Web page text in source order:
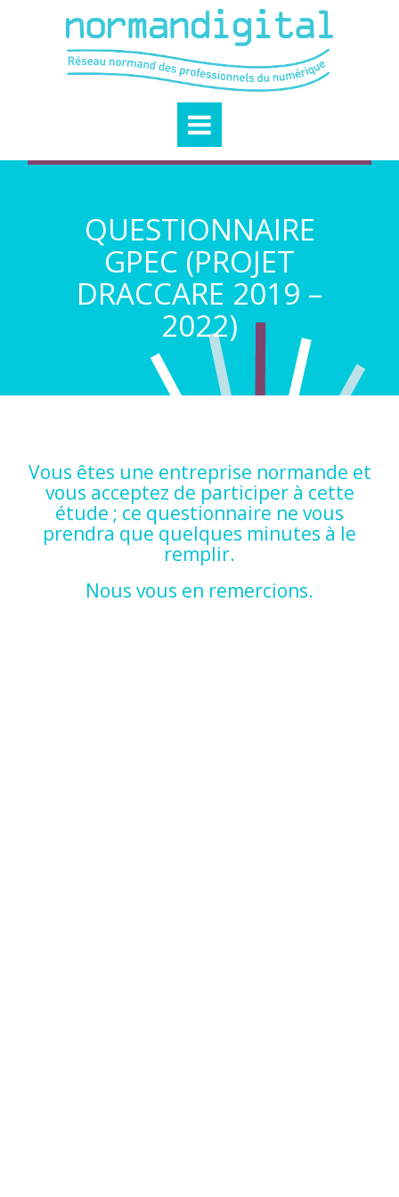
QUESTIONNAIRE
GPEC (PROJET
DRACCARE 2019 –
2022)
Vous êtes une entreprise normande et
vous acceptez de participer à cette
étude ; ce questionnaire ne vous
prendra que quelques minutes à le
remplir.
Nous vous en remercions.